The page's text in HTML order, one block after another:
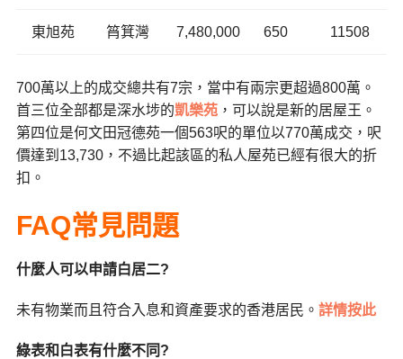
東旭苑 筲箕灣 7,480,000 650 11508
700萬以上的成交總共有7宗，當中有兩宗更超過800萬。
首三位全部都是深水埗的凱樂苑，可以說是新的居屋王。
第四位是何文田冠德苑一個563呎的單位以770萬成交，呎
價達到13,730，不過比起該區的私人屋苑已經有很大的折
扣。
FAQ常見問題
什麼人可以申請白居二?
未有物業而且符合入息和資產要求的香港居民。 詳情按此
綠表和白表有什麼不同?